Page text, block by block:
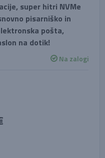
super hitri NVMe
pisarniško in
pošta,
na dotik!
Na zalogi